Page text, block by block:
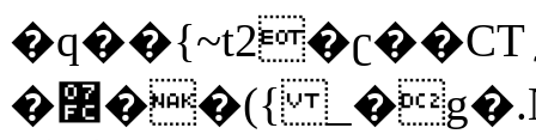
�q��{~t2�ʗ��CT؍���������{�~}ur����u�}o����(�:�j���=����{�۝Vo�An��J^��������M\M�'{{l�i
�߼��({ _�g�.Nfӻg����f7z91o^��̤^�>��2�`�:|#dk�{>�>>&�tsw�Nwo�?